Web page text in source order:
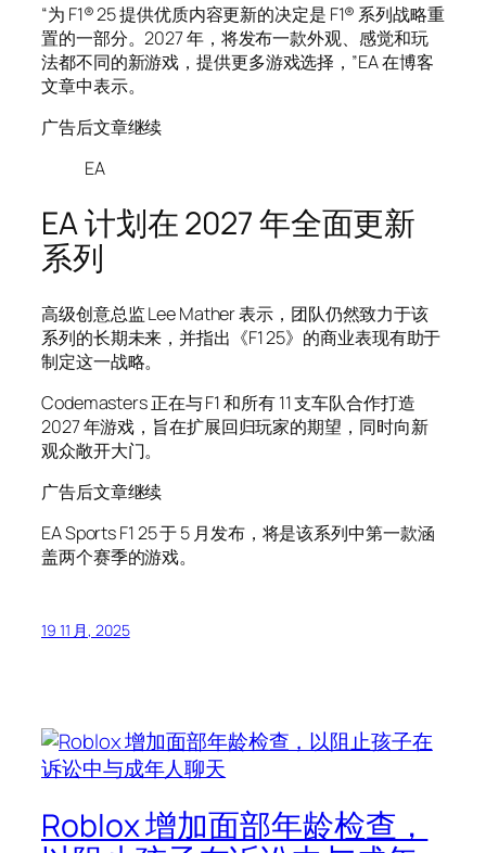
“为 F1® 25 提供优质内容更新的决定是 F1® 系列战略重
置的一部分。2027 年，将发布一款外观、感觉和玩
法都不同的新游戏，提供更多游戏选择，”EA 在博客
文章中表示。
广告后文章继续
EA
EA 计划在 2027 年全面更新
系列
高级创意总监 Lee Mather 表示，团队仍然致力于该
系列的长期未来，并指出《F1 25》的商业表现有助于
制定这一战略。
Codemasters 正在与 F1 和所有 11 支车队合作打造
2027 年游戏，旨在扩展回归玩家的期望，同时向新
观众敞开大门。
广告后文章继续
EA Sports F1 25 于 5 月发布，将是该系列中第一款涵
盖两个赛季的游戏。
19 11 月, 2025
Roblox 增加面部年龄检查，